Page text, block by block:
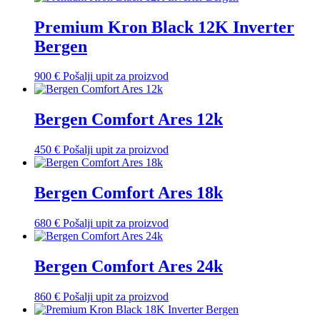
Premium Kron Black 12K Inverter
Bergen
900 € Pošalji upit za proizvod
Bergen Comfort Ares 12k
450 € Pošalji upit za proizvod
Bergen Comfort Ares 18k
680 € Pošalji upit za proizvod
Bergen Comfort Ares 24k
860 € Pošalji upit za proizvod